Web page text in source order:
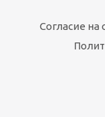
Согласие